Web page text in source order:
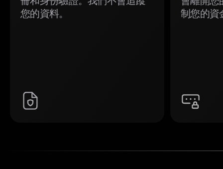
您的資料。
制您的資